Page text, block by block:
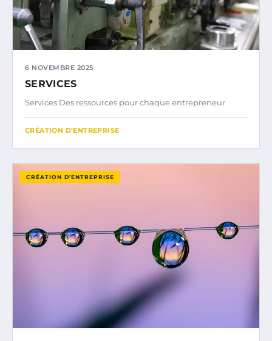
6 NOVEMBRE 2025
SERVICES
Services Des ressources pour chaque entrepreneur
CRÉATION D’ENTREPRISE
CRÉATION D’ENTREPRISE